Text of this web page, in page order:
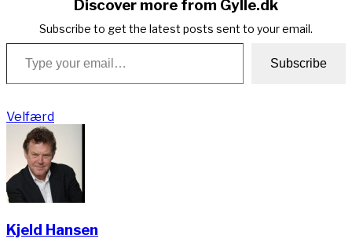
Discover more from Gylle.dk
Subscribe to get the latest posts sent to your email.
Type your email…
Subscribe
Velfærd
Kjeld Hansen